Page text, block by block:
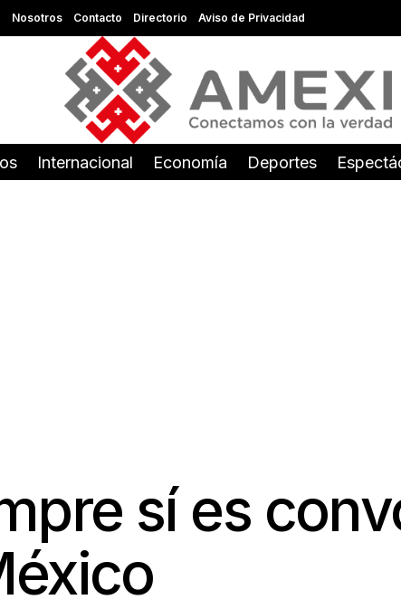
Nosotros Contacto Directorio Aviso de Privacidad
Internacional Economía Deportes
sí es